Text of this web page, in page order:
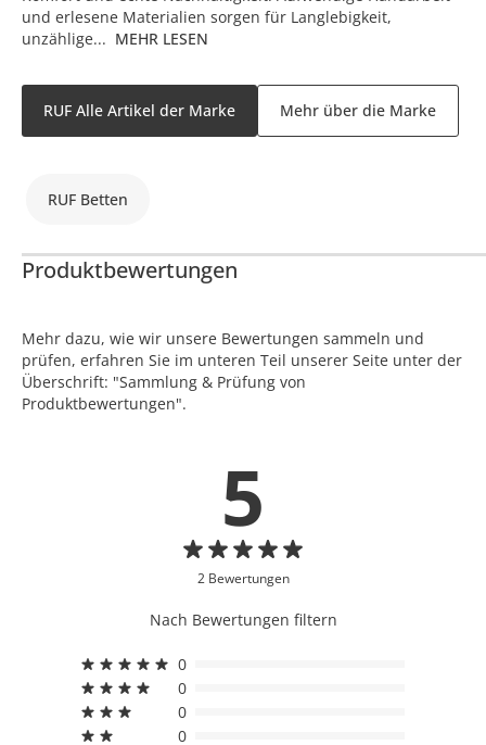
und erlesene Materialien sorgen für Langlebigkeit,
unzählige... MEHR LESEN
RUF Alle Artikel der Marke Mehr über die Marke
RUF Betten
Produktbewertungen
Mehr dazu, wie wir unsere Bewertungen sammeln und
prüfen, erfahren Sie im unteren Teil unserer Seite unter der
Überschrift: "Sammlung & Prüfung von
Produktbewertungen".
5
2 Bewertungen
Nach Bewertungen filtern
0
0
0
0